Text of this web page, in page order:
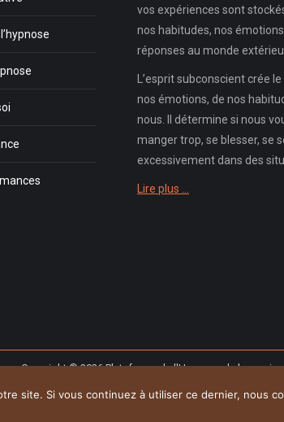
vos expériences sont
nos habitudes, nos
réponses au monde
L’esprit subconscient crée
nos émotions, de nos
nous. Il détermine si nous
manger trop, se blesser, se
excessivement dans des
Lire plus …
Copyright © 2026Plateforme de l'Hypnose de la
site. Si vous continuez à utiliser ce dernier, nous